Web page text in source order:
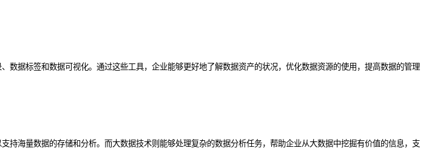
据标签和数据可视化。通过这些工具，企业能够更好地了解数据资产的状况，优化数据资源的使用，提高数据的管理
海量数据的存储和分析。而大数据技术则能够处理复杂的数据分析任务，帮助企业从大数据中挖掘有价值的信息，支